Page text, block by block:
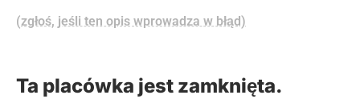
(zgłoś, jeśli ten opis wprowadza w błąd)
Ta placówka jest zamknięta.